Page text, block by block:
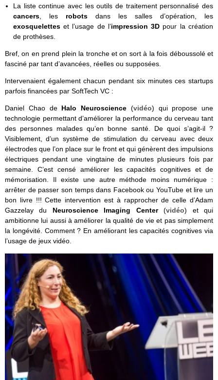
La liste continue avec les outils de traitement personnalisé des
cancers, les robotsdans les salles d’opération, les
exosqueletteset l’usage de l’impression 3D pour la création
de prothèses.
Bref, on en prend plein la tronche et on sort à la fois déboussolé et
fasciné par tant d’avancées, réelles ou supposées.
Intervenaient également chacun pendant six minutes ces startups
parfois financées par SoftTech VC :
Daniel Chao de Halo Neuroscience (vidéo) qui propose une
technologie permettant d’améliorer la performance du cerveau tant
des personnes malades qu’en bonne santé. De quoi s’agit-il ?
Visiblement, d’un système de stimulation du cerveau avec deux
électrodes que l’on place sur le front et qui génèrent des impulsions
électriques pendant une vingtaine de minutes plusieurs fois par
semaine. C’est censé améliorer les capacités cognitives et de
mémorisation. Il existe une autre méthode moins numérique :
arrêter de passer son temps dans Facebook ou YouTube et lire un
bon livre !!! Cette intervention est à rapprocher de celle d’Adam
Gazzelay du Neuroscience Imaging Center(vidéo) et qui
ambitionne lui aussi à améliorer la qualité de vie et pas simplement
la longévité. Comment ? En améliorant les capacités cognitives via
l’usage de jeux vidéo.